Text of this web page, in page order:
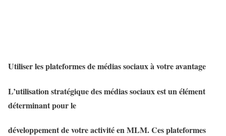
Utiliser les plateformes de médias sociaux à votre avantage
L’utilisation stratégique des médias sociaux est un élément
déterminant pour le
développement de votre activité en MLM. Ces plateformes